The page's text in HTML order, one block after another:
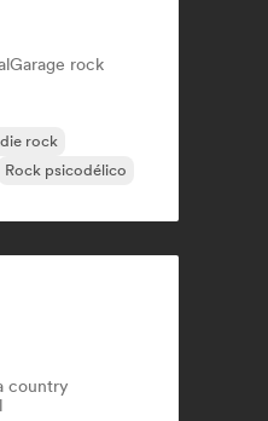
Garage rock
rock
Rock psicodélico
country